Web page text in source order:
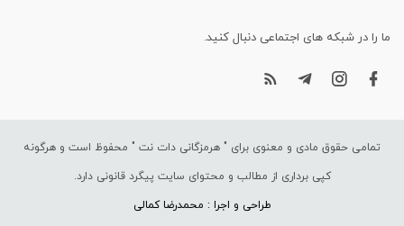
ما را در شبکه های اجتماعی دنبال کنید.
تمامی حقوق مادی و معنوی برای " هرمزگانی دات نت " محفوظ است و هرگونه
کپی برداری از مطالب و محتوای سایت پیگرد قانونی دارد.
طراحی و اجرا : محمدرضا کمالی